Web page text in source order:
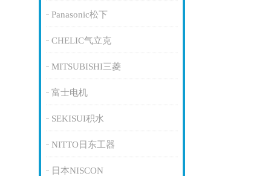
Panasonic松下
CHELIC气立克
MITSUBISHI三菱
富士电机
SEKISUI积水
NITTO日东工器
日本NISCON